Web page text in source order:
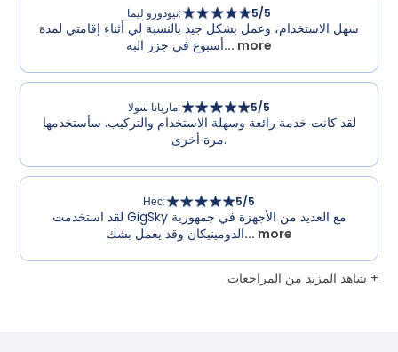
تيودورو ليما: 5/5
سهل الاستخدام، وعمل بشكل جيد بالنسبة لي أثناء إقامتي لمدة
أسبوع في جزر البه... more
ماريانا سولا: 5/5
لقد كانت خدمة رائعة وسهلة الاستخدام والتركيب. سأستخدمها
مرة أخرى.
Нес: 5/5
لقد استخدمت GigSky مع العديد من الأجهزة في جمهورية
الدومينيكان وقد يعمل بشك... more
شاهد المزيد من المراجعات +